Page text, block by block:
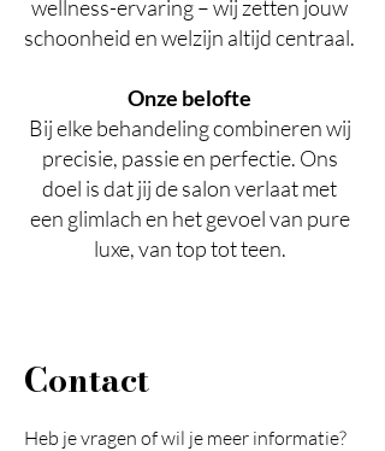
wellness-ervaring – wij zetten jouw
schoonheid en welzijn altijd centraal.
Onze belofte
Bij elke behandeling combineren wij
precisie, passie en perfectie. Ons
doel is dat jij de salon verlaat met
een glimlach en het gevoel van pure
luxe, van top tot teen.
Contact
Heb je vragen of wil je meer informatie?